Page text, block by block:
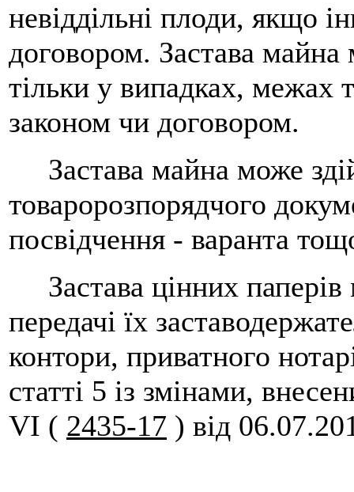
невіддільні плоди, якщо
договором. Застава майна
тільки у випадках, межах
законом чи договором.
Застава майна може
товаророзпорядчого
посвідчення - варанта
Застава цінних
передачі їх
контори, приватного
статті 5 із змінами,
VI ( 2435-17 ) від